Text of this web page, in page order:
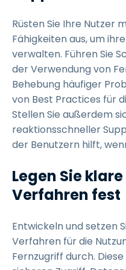
Rüsten Sie Ihre Nutzer
Fähigkeiten aus, um
verwalten. Führen Sie
der Verwendung von
Behebung häufiger
von Best Practices für
Stellen Sie außerdem
reaktionsschneller
der Benutzern hilft,
Legen Sie
Verfahren fest
Entwickeln und setzen
Verfahren für die
Fernzugriff durch.